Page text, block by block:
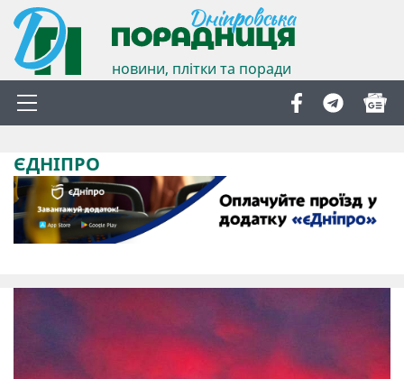
новини, плітки та поради
ЄДНІПРО